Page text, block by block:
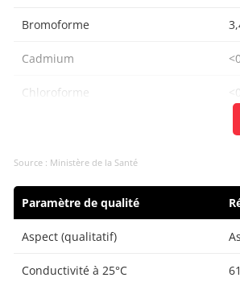
Bromoforme
Cadmium
Chloroforme
Chrome total
Source : Ministère de la Santé
Paramètre de qualité
Aspect (qualitatif)
Conductivité à 25°C